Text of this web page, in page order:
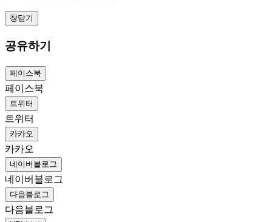
창닫기
공유하기
페이스북
페이스북
트위터
트위터
카카오
카카오
네이버블로그
네이버블로그
다음블로그
다음블로그